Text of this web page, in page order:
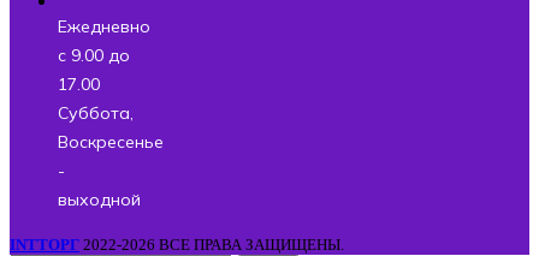
Ежедневно
с 9.00 до
17.00
Суббота,
Воскресенье
-
выходной
INTТОРГ 2022-2026 ВСЕ ПРАВА ЗАЩИЩЕНЫ.